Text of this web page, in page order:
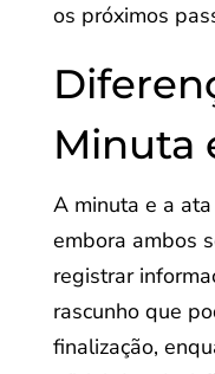
os próximos
Minuta
A minuta e a
embora ambos
registrar
rascunho que
finalização,